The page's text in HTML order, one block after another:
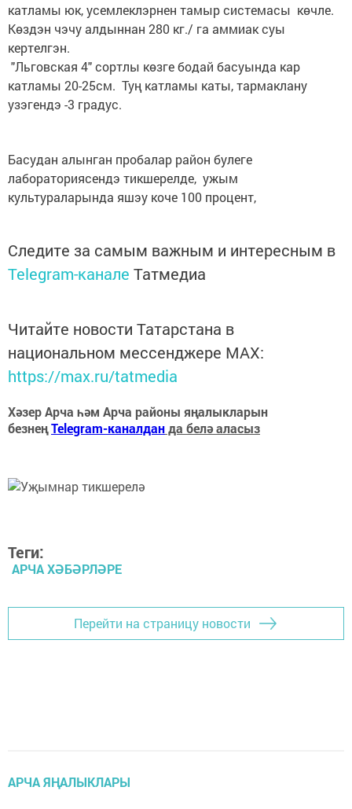
катламы юк, усемлеклэрнен тамыр системасы көчле.
Көздэн чэчу алдыннан 280 кг./ га аммиак суы
кертелгэн.
"Льговская 4" сортлы көзге бодай басуында кар
катламы 20-25см. Туң катламы каты, тармаклану
узэгендэ -3 градус.
Басудан алынган пробалар район булеге
лабораториясендэ тикшерелде, ужым
культураларында яшэу коче 100 процент,
Следите за самым важным и интересным в
Telegram-канале Татмедиа
Читайте новости Татарстана в
национальном мессенджере MАХ:
https://max.ru/tatmedia
Хәзер Арча һәм Арча районы яңалыкларын
безнеңTelegram-каналданда белә аласыз
Теги:
АРЧА ХӘБӘРЛӘРЕ
Перейти на страницу новости
АРЧА ЯҢАЛЫКЛАРЫ